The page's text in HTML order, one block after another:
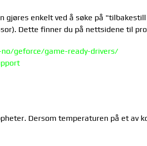
gjøres enkelt ved å søke på "tilbakestill
Dette finner du på nettsidene til
geforce/game-ready-drivers/
Dersom temperaturen på et av